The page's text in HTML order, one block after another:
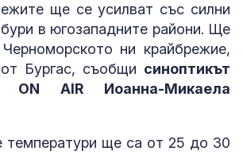
ще се усилват със силни
в югозападните райони. Ще
ни крайбрежие,
Бургас, съобщи синоптикът
ON AIR Иоанна-Микаела
температури ще са от 25 до 30